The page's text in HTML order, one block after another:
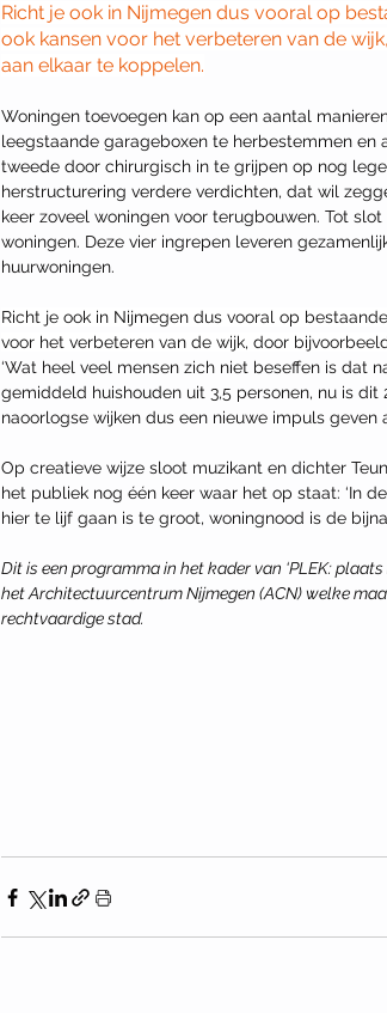
Richt je ook in Nijmegen dus vooral op
ook kansen voor het verbeteren van de
aan elkaar te koppelen.
Woningen toevoegen kan op een aantal
leegstaande garageboxen te herbestemmen en
tweede door chirurgisch in te grijpen op nog
herstructurering verdere verdichten, dat wil
keer zoveel woningen voor terugbouwen. Tot
woningen. Deze vier ingrepen leveren
huurwoningen.
Richt je ook in Nijmegen dus vooral op
voor het verbeteren van de wijk, door
‘Wat heel veel mensen zich niet beseffen is dat
gemiddeld huishouden uit 3,5 personen, nu is
naoorlogse wijken dus een nieuwe impuls geven
Op creatieve wijze sloot muzikant en dichter
het publiek nog één keer waar het op staat: ‘In
hier te lijf gaan is te groot, woningnood is de
Dit is een programma in het kader van ‘PLEK:
het Architectuurcentrum Nijmegen (ACN) welke
rechtvaardige stad.